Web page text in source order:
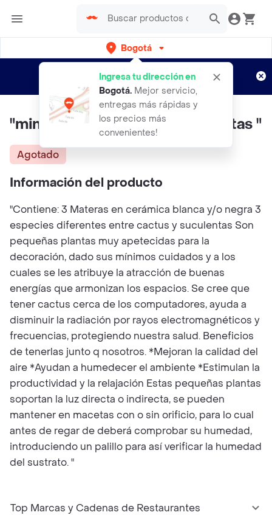
Bogotá
Ingresa tu dirección en
Bogotá. Mejor servicio,
entregas más rápidas y
los precios más
convenientes!
envíos gratis por semanas
Aplican TyC
"mini Trio De Cactus Y Suculentas "
Agotado
Información del producto
"Contiene: 3 Materas en cerámica blanca y/o negra 3
especies diferentes entre cactus y suculentas Son
pequeñas plantas muy apetecidas para la
decoración, dado sus mínimos cuidados y a los
cuales se les atribuye la atracción de buenas
energías que armonizan los espacios. Se cree que
tener cactus cerca de los computadores, ayuda a
disminuir la radiación por rayos electromagnéticos y
frecuencias, protegiendo nuestra salud. Beneficios
de tenerlas junto q nosotros. *Mejoran la calidad del
aire *Ayudan a humedecer el ambiente *Estimulan la
productividad y la relajación Estas pequeñas plantas
soportan la luz directa o indirecta, se pueden
mantener en macetas con o sin orificio, para lo cual
antes de regar de deberá comprobar su humedad,
introduciendo un palillo para así verificar la humedad
del sustrato. "
Top Marcas y Cadenas de Restaurantes